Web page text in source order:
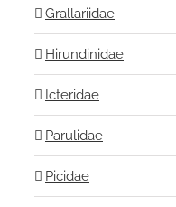
Grallariidae
Hirundinidae
Icteridae
Parulidae
Picidae